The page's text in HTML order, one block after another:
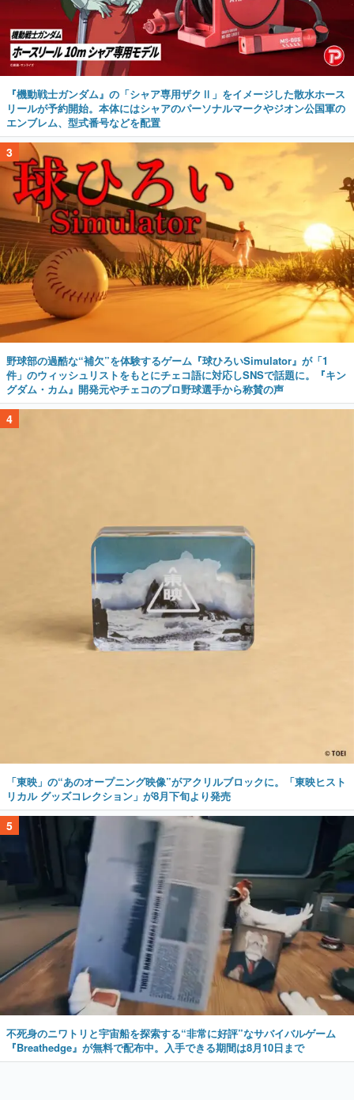
『機動戦士ガンダム』の「シャア専用ザクⅡ」をイメージした散水ホース
リールが予約開始。本体にはシャアのパーソナルマークやジオン公国軍の
エンブレム、型式番号などを配置
3
野球部の過酷な“補欠”を体験するゲーム『球ひろいSimulator』が「1
件」のウィッシュリストをもとにチェコ語に対応しSNSで話題に。『キン
グダム・カム』開発元やチェコのプロ野球選手から称賛の声
4
「東映」の“あのオープニング映像”がアクリルブロックに。「東映ヒスト
リカル グッズコレクション」が8月下旬より発売
5
不死身のニワトリと宇宙船を探索する“非常に好評”なサバイバルゲーム
『Breathedge』が無料で配布中。入手できる期間は8月10日まで